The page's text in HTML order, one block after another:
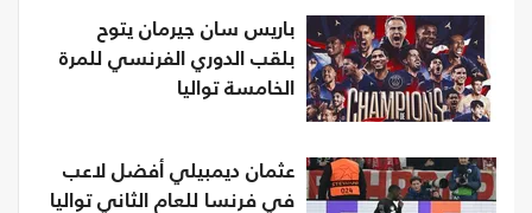
باريس سان جيرمان يتوح
بلقب الدوري الفرنسي للمرة
الخامسة تواليا
عثمان ديمبيلي أفضل لاعب
في فرنسا للعام الثاني تواليا